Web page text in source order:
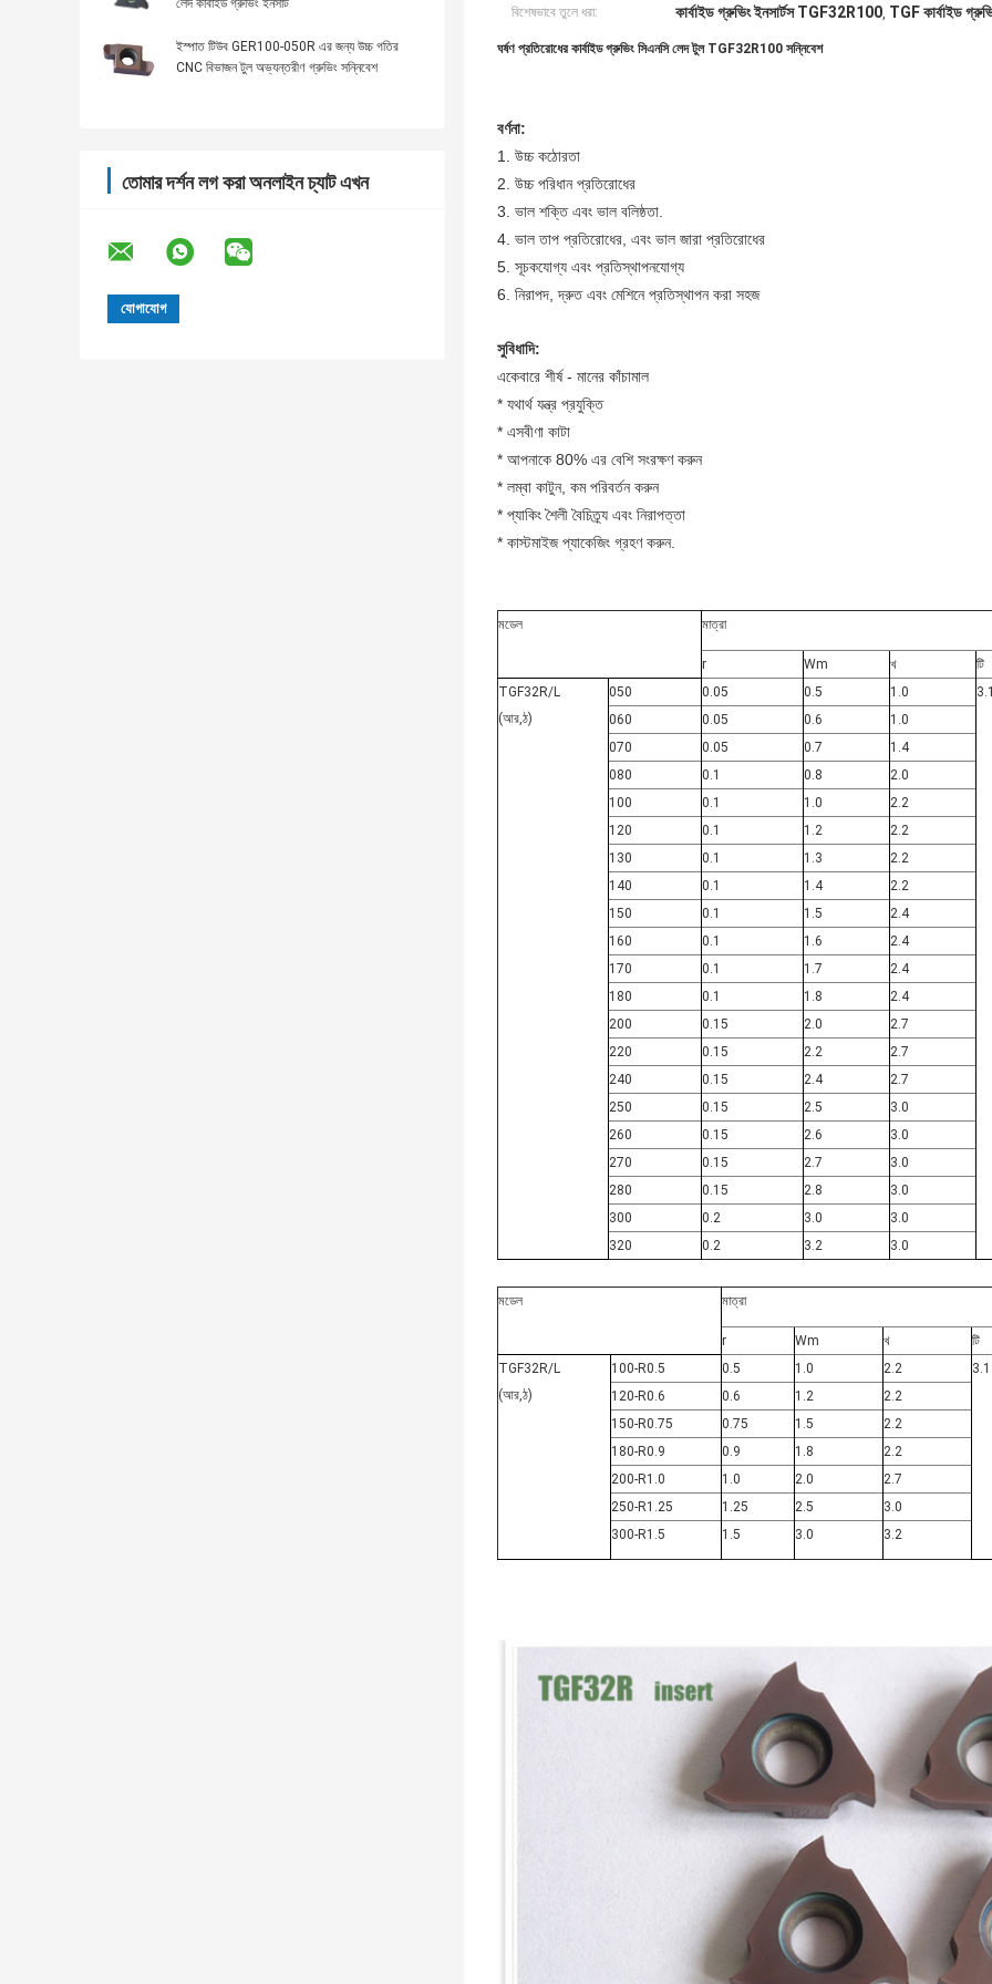
লেদ কার্বাইড গ্রুভিং ইনসার্ট
ইস্পাত টিউব GER100-050R এর জন্য উচ্চ গতির
CNC বিভাজন টুল অভ্যন্তরীণ গ্রুভিং সন্নিবেশ
তোমার দর্শন লগ করা অনলাইন চ্যাট এখন
বিশেষভাবে তুলে ধরা: কার্বাইড গ্রুভিং ইনসার্টস TGF32R100, TGF কার্বাইড
ঘর্ষণ প্রতিরোধের কার্বাইড গ্রুভিং সিএনসি লেদ টুল TGF32R100 সন্নিবেশ
বর্ণনা:
1. উচ্চ কঠোরতা
2. উচ্চ পরিধান প্রতিরোধের
3. ভাল শক্তি এবং ভাল বলিষ্ঠতা.
4. ভাল তাপ প্রতিরোধের, এবং ভাল জারা প্রতিরোধের
5. সূচকযোগ্য এবং প্রতিস্থাপনযোগ্য
6. নিরাপদ, দ্রুত এবং মেশিনে প্রতিস্থাপন করা সহজ
সুবিধাদি:
একেবারে শীর্ষ - মানের কাঁচামাল
* যথার্থ যন্ত্র প্রযুক্তি
* এসবীণা কাটা
* আপনাকে 80% এর বেশি সংরক্ষণ করুন
* লম্বা কাটুন, কম পরিবর্তন করুন
* প্যাকিং শৈলী বৈচিত্র্য এবং নিরাপত্তা
* কাস্টমাইজ প্যাকেজিং গ্রহণ করুন.
মডেল মাত্রা
r Wm খ
টি
TGF32R/L
(আর,ঠ)
050 0.05 0.5 1.0
060
0.05 0.6
1.0
070
0.05 0.7
1.4
080
0.1 0.8
2.0
100
0.1 1.0
2.2
120
0.1 1.2
2.2
130
0.1 1.3
2.2
140
0.1 1.4
2.2
150
0.1 1.5
2.4
160
0.1 1.6
2.4
170
0.1 1.7
2.4
180
0.1 1.8
2.4
200
0.15 2.0
2.7
220
0.15 2.2
2.7
240
0.15 2.4
2.7
250
0.15 2.5
3.0
260
0.15 2.6
3.0
270
0.15 2.7
3.0
280
0.15 2.8
3.0
300
0.2 3.0
3.0
320
0.2 3.2 3.0
মডেল মাত্রা
r Wm খ
টি
TGF32R/L
(আর,ঠ)
100-R0.5 0.5 1.0 2.2
120-R0.6
0.6 1.2
2.2
150-R0.75
0.75 1.5
2.2
180-R0.9
0.9 1.8
2.2
200-R1.0
1.0 2.0
2.7
250-R1.25
1.25 2.5
3.0
300-R1.5
1.5 3.0 3.2